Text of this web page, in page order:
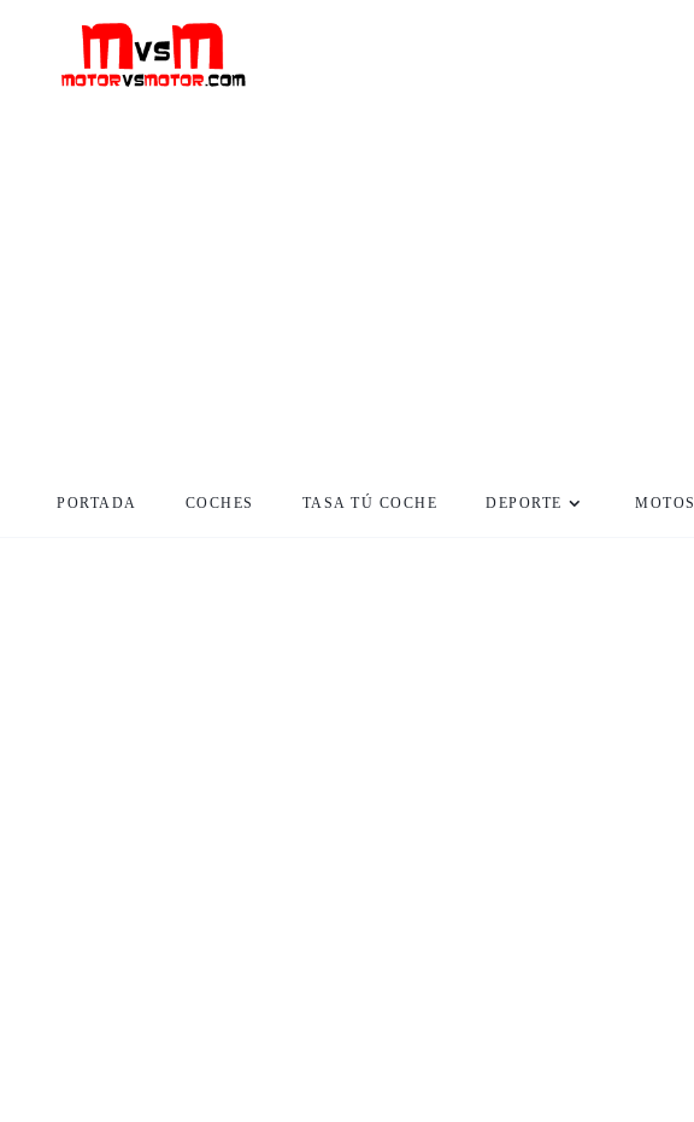
PORTADA COCHES TASA TÚ COCHE DEPORTE MOTOS